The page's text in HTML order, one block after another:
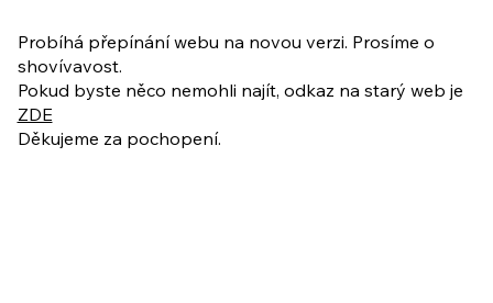
ukázkové lekce
Probíhá přepínání webu na novou verzi. Prosíme o
shovívavost.
Pokud byste něco nemohli najít, odkaz na starý web je
ZDE
Děkujeme za pochopení.